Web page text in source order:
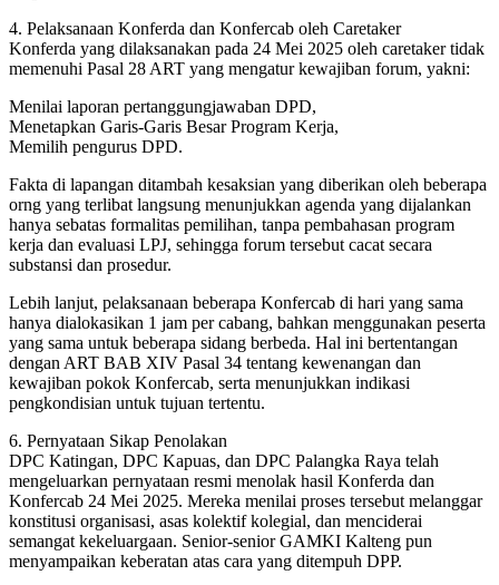
4. Pelaksanaan Konferda dan Konfercab oleh Caretaker
Konferda yang dilaksanakan pada 24 Mei 2025 oleh caretaker tidak
memenuhi Pasal 28 ART yang mengatur kewajiban forum, yakni:
Menilai laporan pertanggungjawaban DPD,
Menetapkan Garis-Garis Besar Program Kerja,
Memilih pengurus DPD.
Fakta di lapangan ditambah kesaksian yang diberikan oleh beberapa
orng yang terlibat langsung menunjukkan agenda yang dijalankan
hanya sebatas formalitas pemilihan, tanpa pembahasan program
kerja dan evaluasi LPJ, sehingga forum tersebut cacat secara
substansi dan prosedur.
Lebih lanjut, pelaksanaan beberapa Konfercab di hari yang sama
hanya dialokasikan 1 jam per cabang, bahkan menggunakan peserta
yang sama untuk beberapa sidang berbeda. Hal ini bertentangan
dengan ART BAB XIV Pasal 34 tentang kewenangan dan
kewajiban pokok Konfercab, serta menunjukkan indikasi
pengkondisian untuk tujuan tertentu.
6. Pernyataan Sikap Penolakan
DPC Katingan, DPC Kapuas, dan DPC Palangka Raya telah
mengeluarkan pernyataan resmi menolak hasil Konferda dan
Konfercab 24 Mei 2025. Mereka menilai proses tersebut melanggar
konstitusi organisasi, asas kolektif kolegial, dan menciderai
semangat kekeluargaan. Senior-senior GAMKI Kalteng pun
menyampaikan keberatan atas cara yang ditempuh DPP.